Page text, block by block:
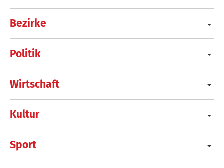
Bezirke
Politik
Wirtschaft
Kultur
Sport